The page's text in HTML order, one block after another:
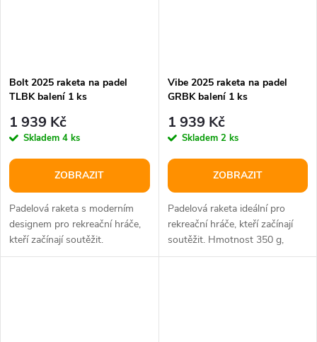
Bolt 2025 raketa na padel
TLBK balení 1 ks
1 939 Kč
Skladem 4 ks
ZOBRAZIT
Padelová raketa s moderním
designem pro rekreační hráče,
kteří začínají soutěžit.
Hmotnost 350 g, hlava 81 in2,...
Vibe 2025 raketa na padel
GRBK balení 1 ks
1 939 Kč
Skladem 2 ks
ZOBRAZIT
Padelová raketa ideální pro
rekreační hráče, kteří začínají
soutěžit. Hmotnost 350 g,
hlava 81 in2, vyvážení 265 mm.